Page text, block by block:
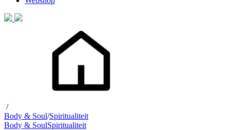
/
Body & Soul/Spiritualiteit
Body & SoulSpiritualiteit